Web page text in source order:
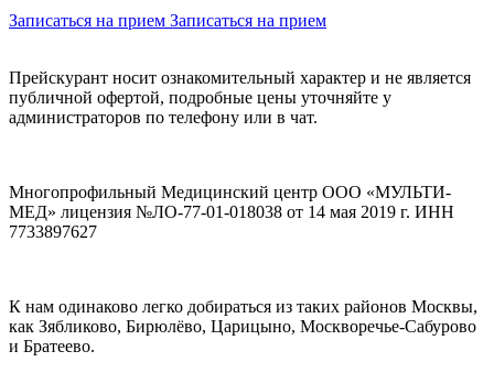
Записаться на прием Записаться на прием
Прейскурант носит ознакомительный характер и не является
публичной офертой, подробные цены уточняйте у
администраторов по телефону или в чат.
Многопрофильный Медицинский центр ООО «МУЛЬТИ-
МЕД» лицензия №ЛО-77-01-018038 от 14 мая 2019 г. ИНН
7733897627
К нам одинаково легко добираться из таких районов Москвы,
как Зябликово, Бирюлёво, Царицыно, Москворечье-Сабурово
и Братеево.